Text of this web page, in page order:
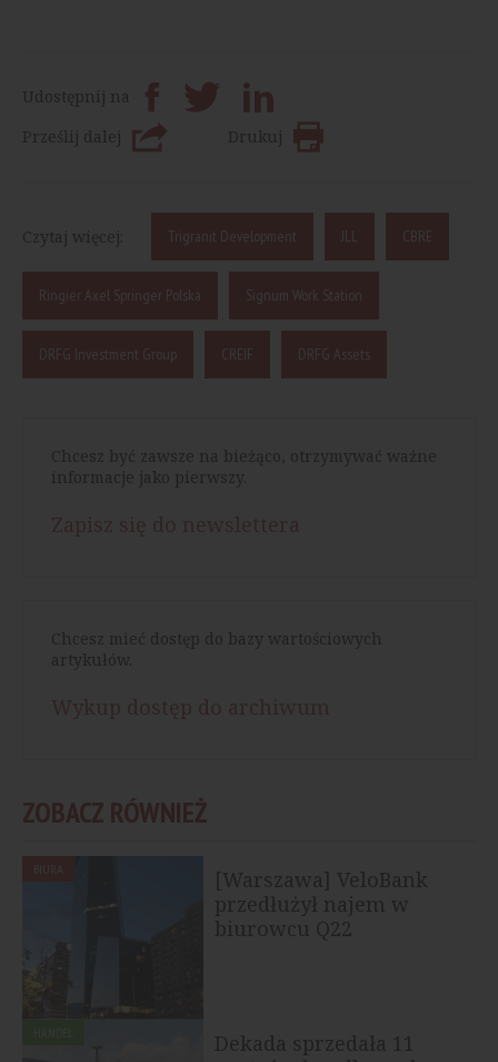
Udostępnij na
Prześlij dalej
Drukuj
Czytaj więcej: Trigranit Development JLL CBRE
Ringier Axel Springer Polska Signum Work Station
DRFG Investment Group CREIF DRFG Assets
Chcesz być zawsze na bieżąco, otrzymywać ważne
informacje jako pierwszy.
Chcesz mieć dostęp do bazy wartościowych
artykułów.
ZOBACZ RÓWNIEŻ
[Warszawa] VeloBank
przedłużył najem w
biurowcu Q22
Dekada sprzedała 11